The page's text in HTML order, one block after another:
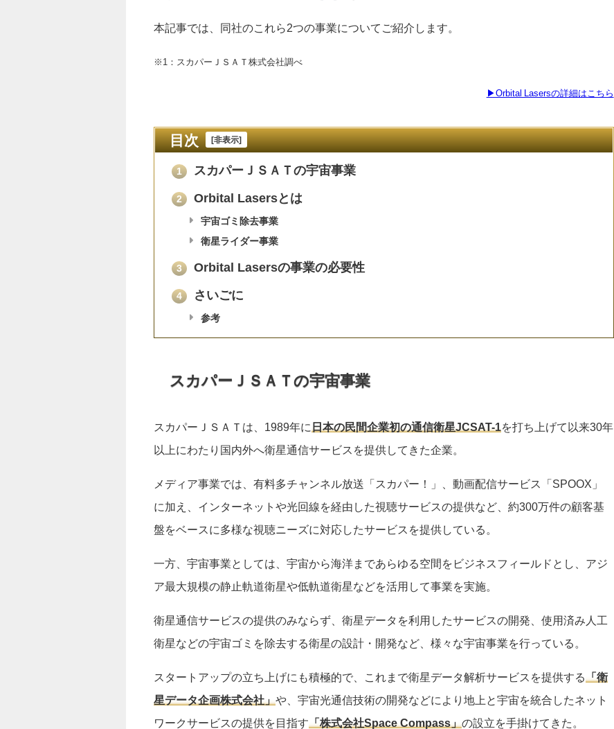
本記事では、同社のこれら2つの事業についてご紹介します。
※1：スカパーＪＳＡＴ株式会社調べ
▶Orbital Lasersの詳細はこちら
目次 [非表示]
1 スカパーＪＳＡＴの宇宙事業
2 Orbital Lasersとは
宇宙ゴミ除去事業
衛星ライダー事業
3 Orbital Lasersの事業の必要性
4 さいごに
参考
スカパーＪＳＡＴの宇宙事業
スカパーＪＳＡＴは、1989年に 日本の民間企業初の通信衛星JCSAT-1 を打ち上げて以来30年
以上にわたり国内外へ衛星通信サービスを提供してきた企業。
メディア事業では、有料多チャンネル放送「スカパー！」、動画配信サービス「SPOOX」
に加え、インターネットや光回線を経由した視聴サービスの提供など、約300万件の顧客基
盤をベースに多様な視聴ニーズに対応したサービスを提供している。
一方、宇宙事業としては、宇宙から海洋まであらゆる空間をビジネスフィールドとし、アジ
ア最大規模の静止軌道衛星や低軌道衛星などを活用して事業を実施。
衛星通信サービスの提供のみならず、衛星データを利用したサービスの開発、使用済み人工
衛星などの宇宙ゴミを除去する衛星の設計・開発など、様々な宇宙事業を行っている。
スタートアップの立ち上げにも積極的で、これまで衛星データ解析サービスを提供する 「衛
星データ企画株式会社」や、宇宙光通信技術の開発などにより地上と宇宙を統合したネット
ワークサービスの提供を目指す 「株式会社Space Compass」の設立を手掛けてきた。